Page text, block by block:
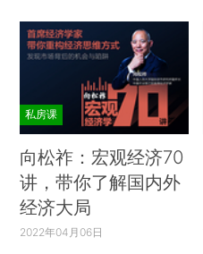
私房课
向松祚：宏观经济70
讲，带你了解国内外
经济大局
2022年04月06日